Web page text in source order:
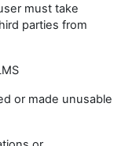
must take
parties from
or made unusable